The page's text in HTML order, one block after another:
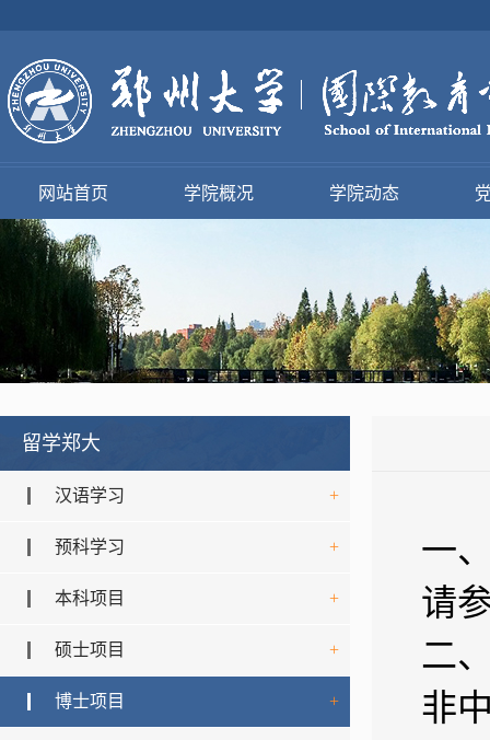
网站首页 学院概况 学院动态
留学郑大
汉语学习 +
预科学习 +
本科项目 +
硕士项目 +
博士项目 +
一
请
二
非